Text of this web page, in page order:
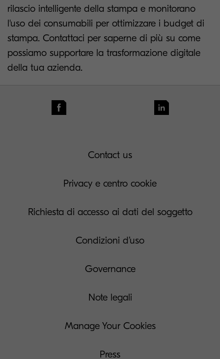
rilascio intelligente della stampa e monitorano
l'uso dei consumabili per ottimizzare i budget di
stampa. Contattaci per saperne di più su come
possiamo supportare la trasformazione digitale
della tua azienda.
Contact us
Privacy e centro cookie
Richiesta di accesso ai dati del soggetto
Condizioni d’uso
Governance
Note legali
Manage Your Cookies
Press